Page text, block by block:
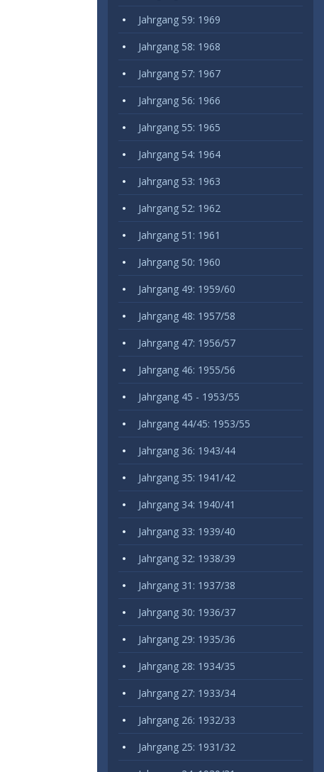
Jahrgang 59: 1969
Jahrgang 58: 1968
Jahrgang 57: 1967
Jahrgang 56: 1966
Jahrgang 55: 1965
Jahrgang 54: 1964
Jahrgang 53: 1963
Jahrgang 52: 1962
Jahrgang 51: 1961
Jahrgang 50: 1960
Jahrgang 49: 1959/60
Jahrgang 48: 1957/58
Jahrgang 47: 1956/57
Jahrgang 46: 1955/56
Jahrgang 45 - 1953/55
Jahrgang 44/45: 1953/55
Jahrgang 36: 1943/44
Jahrgang 35: 1941/42
Jahrgang 34: 1940/41
Jahrgang 33: 1939/40
Jahrgang 32: 1938/39
Jahrgang 31: 1937/38
Jahrgang 30: 1936/37
Jahrgang 29: 1935/36
Jahrgang 28: 1934/35
Jahrgang 27: 1933/34
Jahrgang 26: 1932/33
Jahrgang 25: 1931/32